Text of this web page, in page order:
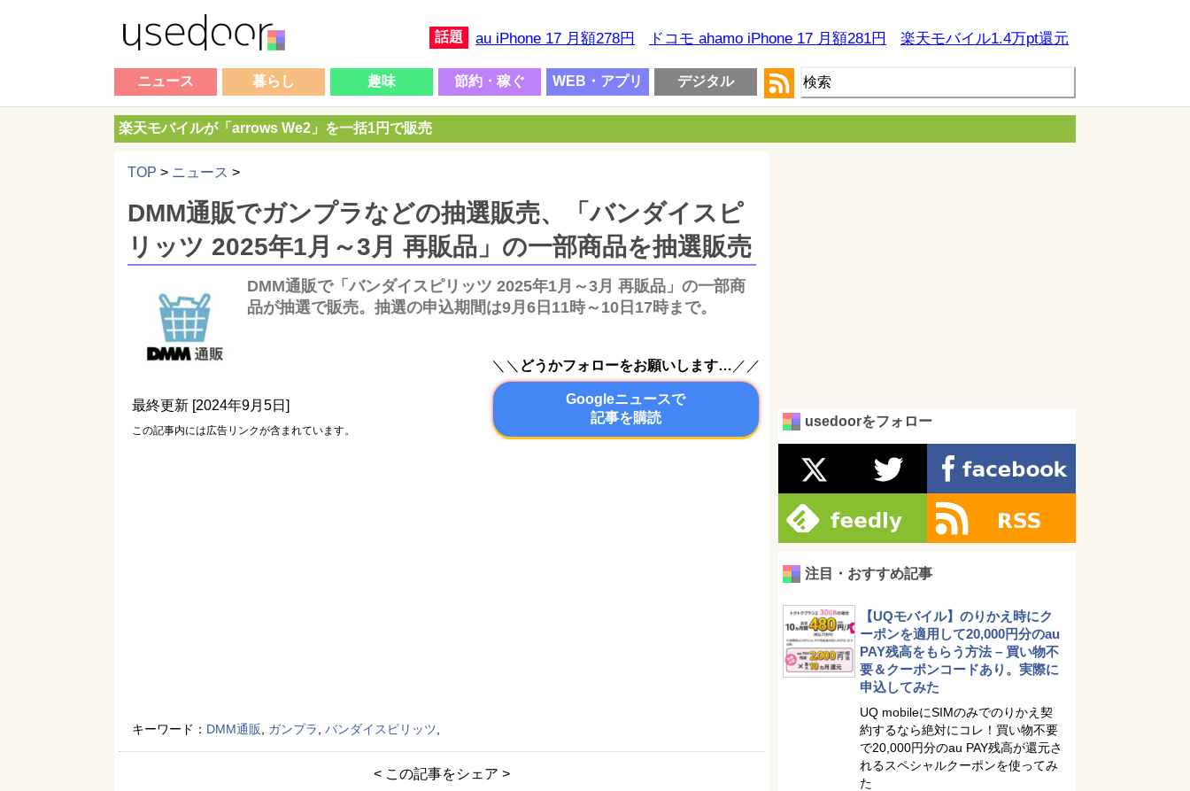
話題 au iPhone 17 月額278円 ドコモ ahamo iPhone 17 月額281円 楽天モバイル1.4万pt還元
ニュース 暮らし 趣味 節約・稼ぐ WEB・アプリ デジタル
楽天モバイルが「arrows We2」を一括1円で販売
TOP > ニュース >
DMM通販でガンプラなどの抽選販売、「バンダイスピ
リッツ 2025年1月～3月 再販品」の一部商品を抽選販売
DMM通販で「バンダイスピリッツ 2025年1月～3月 再販品」の一部商
品が抽選で販売。抽選の申込期間は9月6日11時～10日17時まで。
最終更新 [2024年9月5日]
この記事内には広告リンクが含まれています。
＼＼ どうかフォローをお願いします… ／／
Googleニュースで
記事を購読
キーワード： DMM通販 ガンプラ バンダイスピリッツ
< この記事をシェア >
usedoorをフォロー
注目・おすすめ記事
【UQモバイル】のりかえ時にク
ーポンを適用して20,000円分のau
PAY残高をもらう方法 – 買い物不
要＆クーポンコードあり。実際に
申込してみた
UQ mobileにSIMのみでのりかえ契
約するなら絶対にコレ！買い物不要
で20,000円分のau PAY残高が還元さ
れるスペシャルクーポンを使ってみ
た